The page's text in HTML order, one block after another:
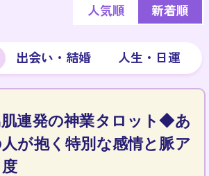
人気順 新着順
出会い・結婚 人生・日運
連発の神業タロット◆あ
が抱く特別な感情と脈ア
度